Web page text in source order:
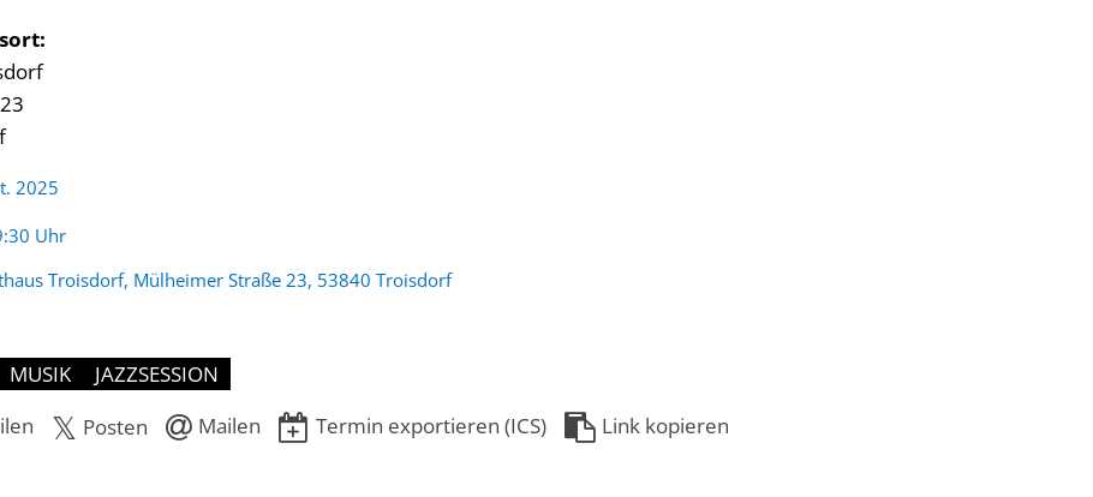
2025
Uhr
Troisdorf, Mülheimer Straße 23, 53840 Troisdorf
MUSIK
JAZZSESSION
Posten Mailen Termin exportieren (ICS) Link kopieren